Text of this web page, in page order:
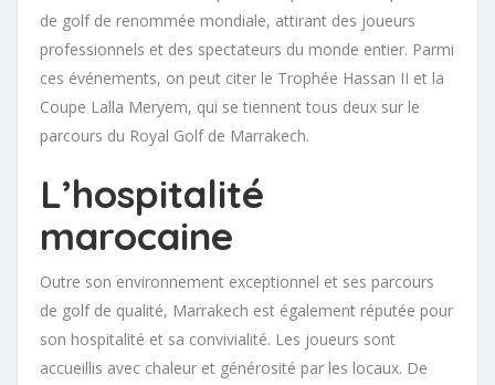
de golf de renommée mondiale, attirant des joueurs
professionnels et des spectateurs du monde entier. Parmi
ces événements, on peut citer le Trophée Hassan II et la
Coupe Lalla Meryem, qui se tiennent tous deux sur le
parcours du Royal Golf de Marrakech.
L’hospitalité
marocaine
Outre son environnement exceptionnel et ses parcours
de golf de qualité, Marrakech est également réputée pour
son hospitalité et sa convivialité. Les joueurs sont
accueillis avec chaleur et générosité par les locaux. De